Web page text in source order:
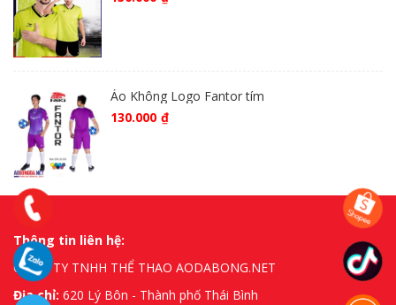
Áo Không Logo Fantor tím
130.000 ₫
Thông tin liên hệ:
CÔNG TY TNHH THỂ THAO AODABONG.NET
Địa chỉ: 620 Lý Bôn - Thành phố Thái Bình